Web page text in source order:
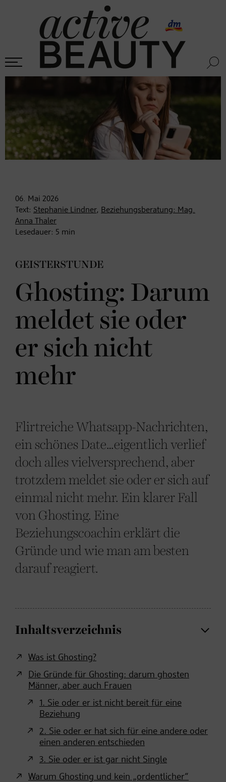
06. Mai 2026
Text: Stephanie Lindner, Beziehungsberatung: Mag.
Anna Thaler
Lesedauer: 5 min
GEISTERSTUNDE
Ghosting: Darum
meldet sie oder
er sich nicht
mehr
Flirtreiche Whatsapp-Nachrichten,
ein schönes Date…eigentlich verlief
doch alles vielversprechend, aber
trotzdem meldet sie oder er sich auf
einmal nicht mehr. Ein klarer Fall
von Ghosting. Eine
Beziehungscoachin erklärt die
Gründe und wie man am besten
darauf reagiert.
Inhaltsverzeichnis
Was ist Ghosting?
Die Gründe für Ghosting: darum ghosten
Männer, aber auch Frauen
1. Sie oder er ist nicht bereit für eine
Beziehung
2. Sie oder er hat sich für eine andere oder
einen anderen entschieden
3. Sie oder er ist gar nicht Single
Warum Ghosting und kein „ordentlicher“